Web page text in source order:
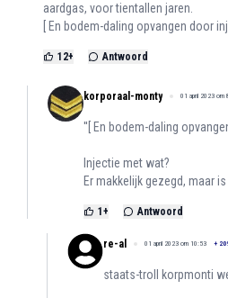
aardgas, voor tientallen jaren.
[ En bodem-daling opvangen door
12+ Antwoord
korporaal-monty 01 april 2023 om
''[ En bodem-daling
Injectie met wat?
Er makkelijk gezegd, maar
1 + Antwoord
re-al 01 april 2023 om 10:53 +
staats-troll korpmonti